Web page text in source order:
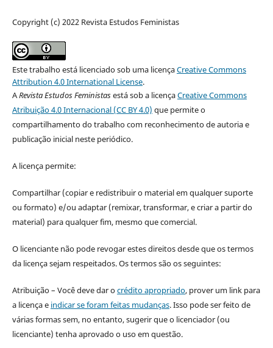
Copyright (c) 2022 Revista Estudos Feministas
Este trabalho está licenciado sob uma licençaCreative Commons
Attribution 4.0 International License.
ARevista Estudos Feministasestá sob a licençaCreative Commons
Atribuição 4.0 Internacional (CC BY 4.0) que permite o
compartilhamento do trabalho com reconhecimento de autoria e
publicação inicial neste periódico.
A licença permite:
Compartilhar (copiar e redistribuir o material em qualquer suporte
ou formato) e/ou adaptar (remixar, transformar, e criar a partir do
material) para qualquer fim, mesmo que comercial.
O licenciante não pode revogar estes direitos desde que os termos
da licença sejam respeitados. Os termos são os seguintes:
Atribuição – Você deve dar ocrédito apropriado, prover um link para
a licença e indicar se foram feitas mudanças. Isso pode ser feito de
várias formas sem, no entanto, sugerir que o licenciador (ou
licenciante) tenha aprovado o uso em questão.